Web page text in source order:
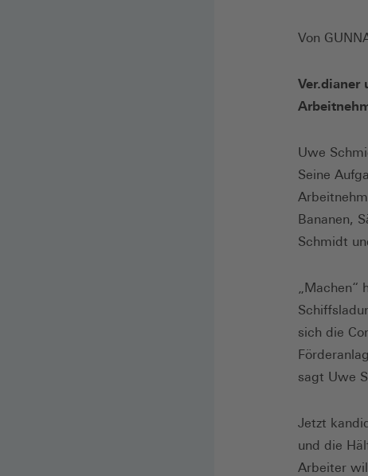
Von
Ver.dianer
Uwe
Seine
Bananen,
Schmidt
sich die
sagt Uwe
Jetzt
und die
Arbeiter